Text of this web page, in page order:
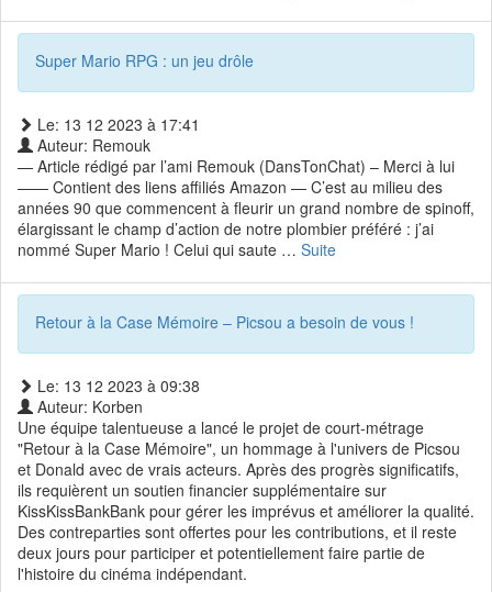
Super Mario RPG : un jeu drôle
Le: 13 12 2023 à 17:41
Auteur: Remouk
— Article rédigé par l’ami Remouk (DansTonChat) – Merci à lui
—— Contient des liens affiliés Amazon — C’est au milieu des
années 90 que commencent à fleurir un grand nombre de spinoff,
élargissant le champ d’action de notre plombier préféré : j’ai
nommé Super Mario ! Celui qui saute … Suite
Retour à la Case Mémoire – Picsou a besoin de vous !
Le: 13 12 2023 à 09:38
Auteur: Korben
Une équipe talentueuse a lancé le projet de court-métrage
"Retour à la Case Mémoire", un hommage à l'univers de Picsou
et Donald avec de vrais acteurs. Après des progrès significatifs,
ils requièrent un soutien financier supplémentaire sur
KissKissBankBank pour gérer les imprévus et améliorer la qualité.
Des contreparties sont offertes pour les contributions, et il reste
deux jours pour participer et potentiellement faire partie de
l'histoire du cinéma indépendant.